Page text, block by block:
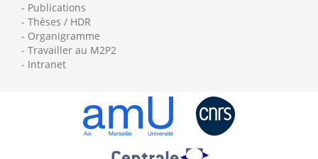
Publications
Thèses / HDR
Organigramme
Travailler au M2P2
Intranet